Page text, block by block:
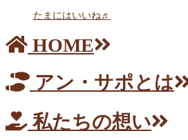
たまにはいいね♬
HOME
アン・サポとは
私たちの想い